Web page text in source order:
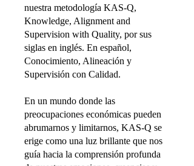
nuestra metodología KAS-Q,
Knowledge, Alignment and
Supervision with Quality, por sus
siglas en inglés. En español,
Conocimiento, Alineación y
Supervisión con Calidad.
En un mundo donde las
preocupaciones económicas pueden
abrumarnos y limitarnos, KAS-Q se
erige como una luz brillante que nos
guía hacia la comprensión profunda